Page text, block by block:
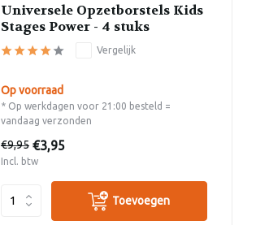
Universele Opzetborstels Kids
Stages Power - 4 stuks
Vergelijk
Op voorraad
* Op werkdagen voor 21:00 besteld =
vandaag verzonden
€9,95 €3,95
Incl. btw
Toevoegen